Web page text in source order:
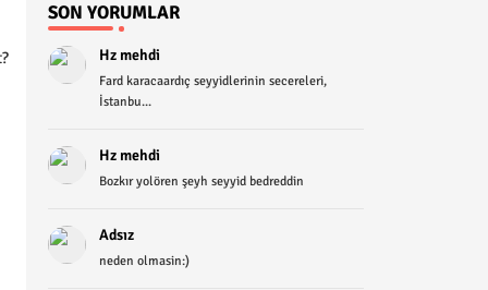
SON YORUMLAR
Hz mehdi
Fard karacaardıç seyyidlerinin secereleri,
İstanbu...
Hz mehdi
Bozkır yolören şeyh seyyid bedreddin
Adsız
neden olmasin:)